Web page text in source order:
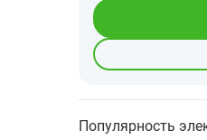
Популярность